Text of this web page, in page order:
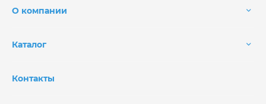
О компании
Каталог
Контакты